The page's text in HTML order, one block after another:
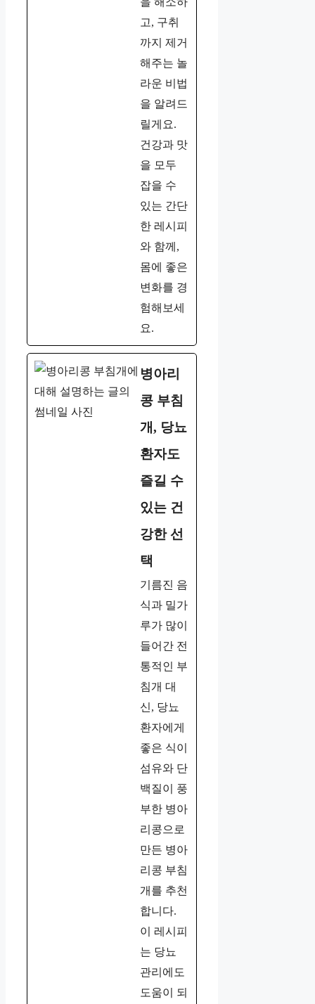
고, 구취
까지 제거
해주는 놀
라운 비법
을 알려드
릴게요.
건강과 맛
을 모두
잡을 수
있는 간단
한 레시피
와 함께,
몸에 좋은
변화를 경
험해보세
요.
병아리
콩 부침
개, 당뇨
환자도
즐길 수
있는 건
강한 선
택
기름진 음
식과 밀가
루가 많이
들어간 전
통적인 부
침개 대
신, 당뇨
환자에게
좋은 식이
섬유와 단
백질이 풍
부한 병아
리콩으로
만든 병아
리콩 부침
개를 추천
합니다.
이 레시피
는 당뇨
관리에도
도움이 되